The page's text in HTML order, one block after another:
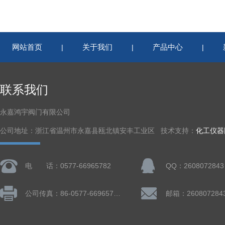
网站首页 | 关于我们 | 产品中心 |
联系我们
永嘉鸿宇阀门有限公司
公司地址：浙江省温州市永嘉县瓯北镇安丰工业区 技术支持： 化工仪
电 话：0577-66965782 QQ：2608072843
邮箱：